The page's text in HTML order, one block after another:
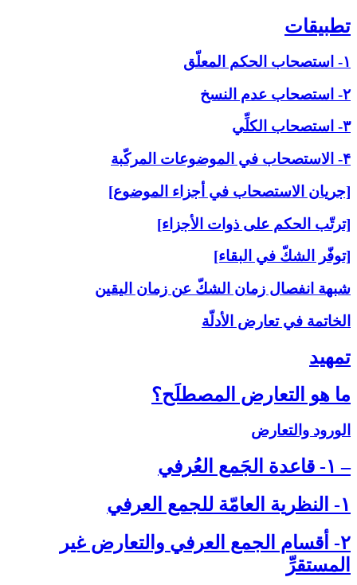
تطبيقات‏
۱- استصحاب الحكم المعلّق
۲- استصحاب عدم النسخ
۳- استصحاب الكلِّي
۴- الاستصحاب في الموضوعات المركّبة
[جريان الاستصحاب في أجزاء الموضوع]
[ترتّب الحكم على ذوات الأجزاء]
[توفّر الشكّ في البقاء]
شبهة انفصال زمان الشكّ عن زمان اليقين
الخاتمة في تعارض الأدلّة
تمهيد
ما هو التعارض المصطلَح؟
الورود والتعارض
– ۱- قاعدة الجَمع العُرفي‏
۱- النظرية العامّة للجمع العرفي‏
۲- أقسام الجمع العرفي والتعارض غير
المستقرِّ